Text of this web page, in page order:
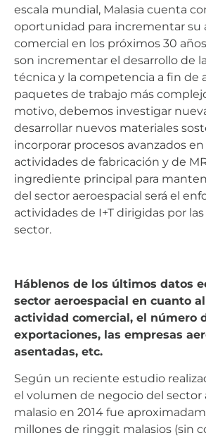
escala mundial, Malasia cuenta
oportunidad para incrementar su
comercial en los próximos 30
son incrementar el desarrollo de
técnica y la competencia a fin de
paquetes de trabajo más
motivo, debemos investigar
desarrollar nuevos materiales
incorporar procesos avanzados
actividades de fabricación y de
ingrediente principal para
del sector aeroespacial será el
actividades de I+T dirigidas por
sector.
Háblenos de los últimos datos
sector aeroespacial en cuanto
actividad comercial, el número
exportaciones, las empresas
asentadas, etc.
Según un reciente estudio
el volumen de negocio del sector
malasio en 2014 fue
millones de ringgit malasios (sin